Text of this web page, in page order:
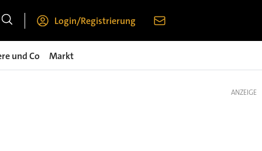
Login/Registrierung
und Co Markt
ANZEIGE